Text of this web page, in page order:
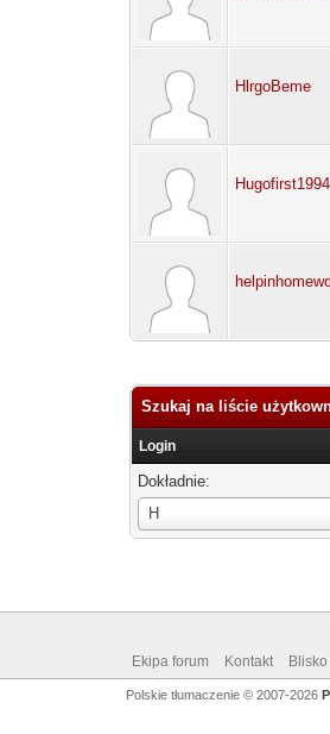
HlrgoBeme
Hugofirst1994
Szukaj na liście
Login
Dokładnie:
H
Login
Ekipa forum Kontakt
Polskie tłumaczenie © 2007-2026